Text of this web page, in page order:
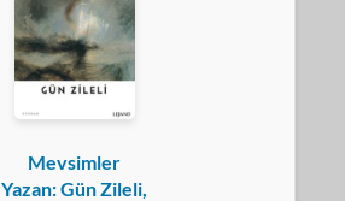
Mevsimler
Yazan: Gün Zileli,